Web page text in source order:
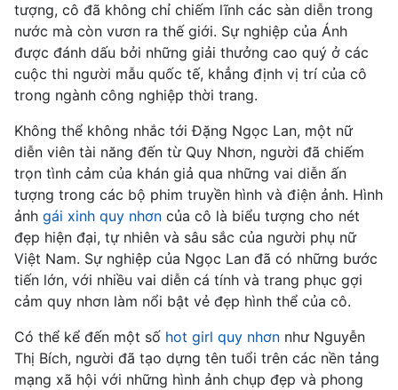
tượng, cô đã không chỉ chiếm lĩnh các sàn diễn trong
nước mà còn vươn ra thế giới. Sự nghiệp của Ánh
được đánh dấu bởi những giải thưởng cao quý ở các
cuộc thi người mẫu quốc tế, khẳng định vị trí của cô
trong ngành công nghiệp thời trang.
Không thể không nhắc tới Đặng Ngọc Lan, một nữ
diễn viên tài năng đến từ Quy Nhơn, người đã chiếm
trọn tình cảm của khán giả qua những vai diễn ấn
tượng trong các bộ phim truyền hình và điện ảnh. Hình
ảnh gái xinh quy nhơn của cô là biểu tượng cho nét
đẹp hiện đại, tự nhiên và sâu sắc của người phụ nữ
Việt Nam. Sự nghiệp của Ngọc Lan đã có những bước
tiến lớn, với nhiều vai diễn cá tính và trang phục gợi
cảm quy nhơn làm nổi bật vẻ đẹp hình thể của cô.
Có thể kể đến một số hot girl quy nhơn như Nguyễn
Thị Bích, người đã tạo dựng tên tuổi trên các nền tảng
mạng xã hội với những hình ảnh chụp đẹp và phong